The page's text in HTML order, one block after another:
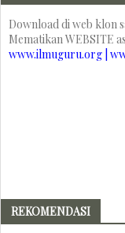
Download di web klon
Mematikan WEBSITE
www.ilmuguru.org |
REKOMENDASI